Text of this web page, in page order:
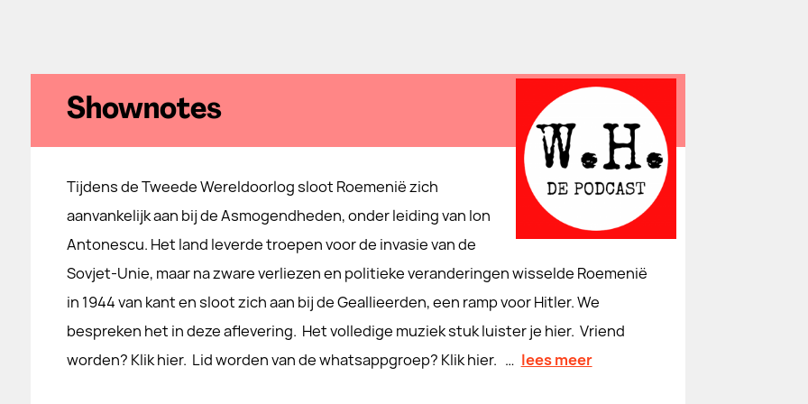
Shownotes
Tijdens de Tweede Wereldoorlog sloot Roemenië zich
aanvankelijk aan bij de Asmogendheden, onder leiding van Ion
Antonescu. Het land leverde troepen voor de invasie van de
Sovjet-Unie, maar na zware verliezen en politieke veranderingen wisselde Roemenië
in 1944 van kant en sloot zich aan bij de Geallieerden, een ramp voor Hitler. We
bespreken het in deze aflevering. Het volledige muziek stuk luister je hier. Vriend
worden? Klik hier. Lid worden van de whatsappgroep? Klik hier. … lees meer